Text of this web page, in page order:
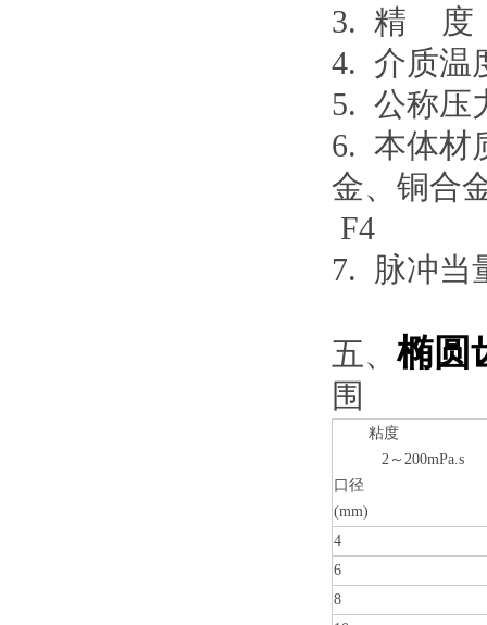
3. 精 度
4. 介质温
5. 公称压
6. 本体材
金、铜合
F4
7. 脉冲当
五、椭圆
围
粘度
2～200mPa.s
口径
(mm)
4
6
8